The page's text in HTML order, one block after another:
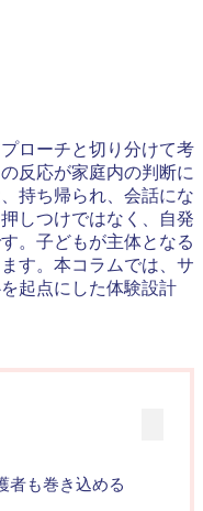
ローチと切り分けて考
反応が家庭内の判断に
持ち帰られ、会話にな
しつけではなく、自発
。子どもが主体となる
す。本コラムでは、サ
起点にした体験設計
者も巻き込める